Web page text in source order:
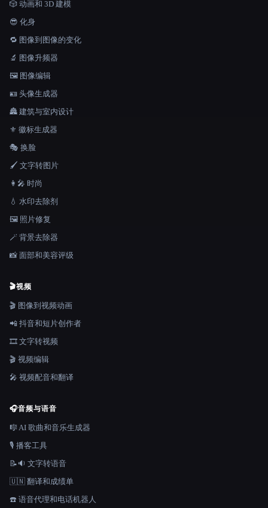
🎲 动画和 3D 建模
😎 化身
🔁 图像到图像的变化
🔬 图像升频器
🖼️ 图像编辑
🪪 头像生成器
🏯 建筑与室内设计
⚜️ 徽标生成器
🎭 换脸
🖌️ 文字转图片
👩‍🎤 时尚
💧 水印去除剂
🖼️ 照片修复
🪄 背景去除器
📸 面部和美容评级
🎬视频
🎬 图像到视频动画
📲 抖音和短片创作者
🎞️ 文字转视频
🎬 视频编辑
🎤 视频配音和翻译
🎧音频与语音
🎼 AI 歌曲和音乐生成器
🎙️ 播客工具
📝🔉 文字转语音
🇺🇳 翻译和成绩单
☎️ 语音代理和电话机器人